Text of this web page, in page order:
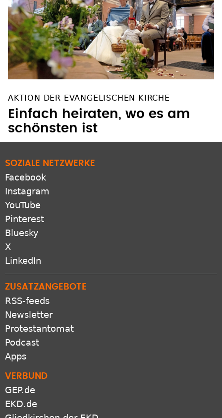
AKTION DER EVANGELISCHEN KIRCHE
Einfach heiraten, wo es am
schönsten ist
SOZIALE NETZWERKE
Facebook
Instagram
YouTube
Pinterest
Bluesky
X
LinkedIn
ZUSATZANGEBOTE
RSS-feeds
Newsletter
Protestantomat
Podcast
Apps
VERBUND
GEP.de
EKD.de